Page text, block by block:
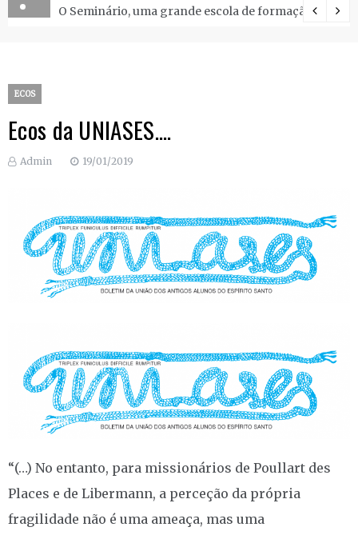
O Seminário, uma grande escola de formação.
ECOS
Ecos da UNIASES….
Admin 19/01/2019
“(…) No entanto, para missionários de Poullart des
Places e de Libermann, a perceção da própria
fragilidade não é uma ameaça, mas uma